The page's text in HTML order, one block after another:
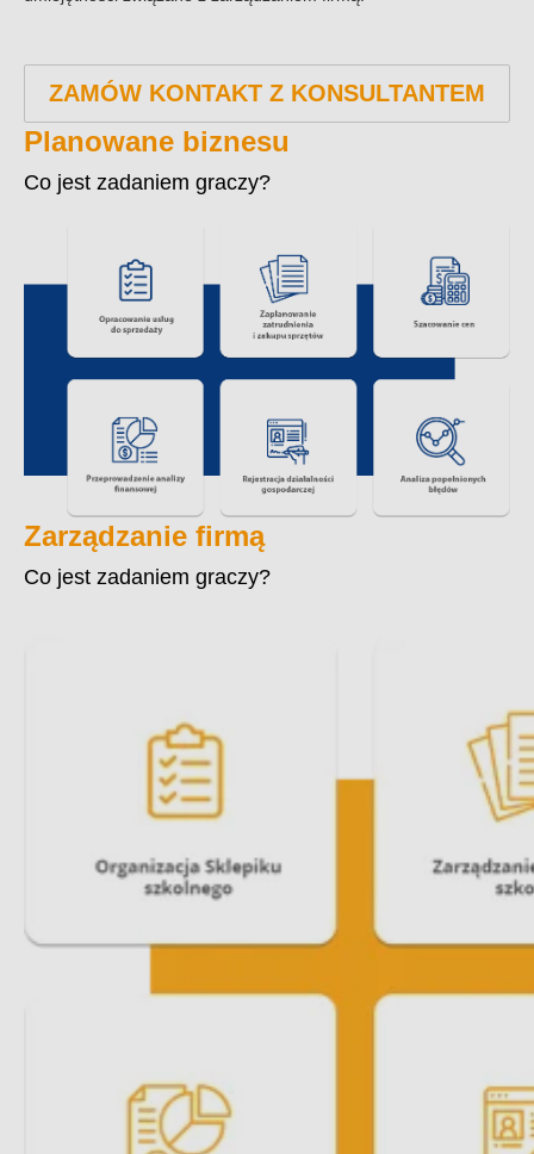
ZAMÓW KONTAKT Z KONSULTANTEM
Planowane biznesu
Co jest zadaniem graczy?
Zarządzanie firmą
Co jest zadaniem graczy?